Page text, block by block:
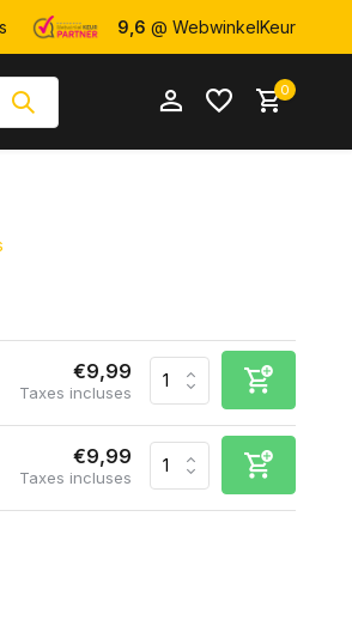
9,6 @ WebwinkelKeur
S'inscrire
0
€9,99
Taxes incluses
€9,99
Taxes incluses